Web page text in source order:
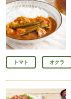
トマト オクラ